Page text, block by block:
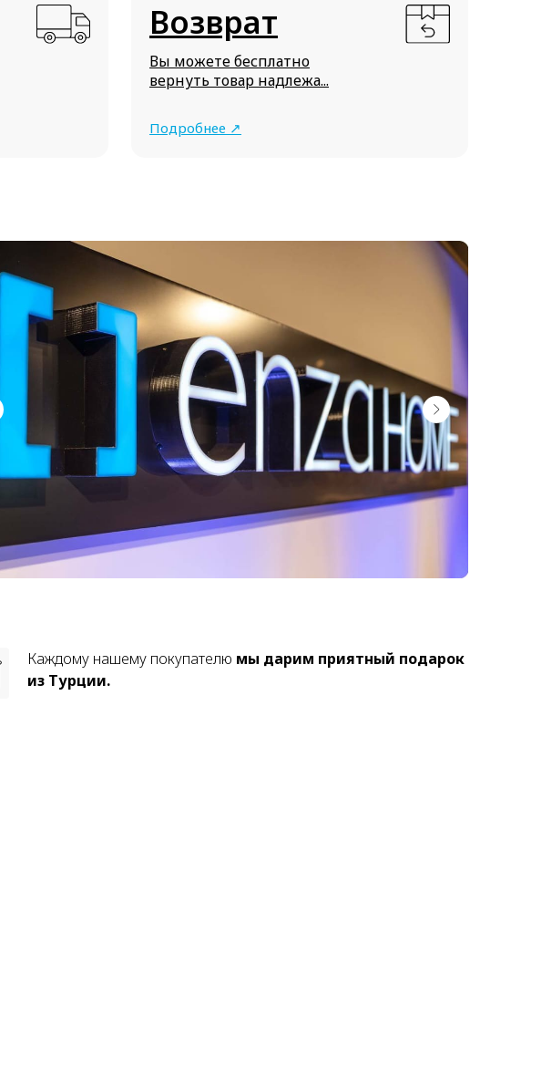
Возврат
Подробнее ↗
Вы можете бесплатно
вернуть товар надлежа...
Каждому нашему покупателю мы дарим приятный подарок
из Турции.